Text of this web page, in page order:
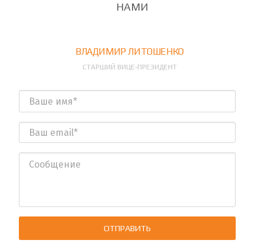
НАМИ
ВЛАДИМИР ЛИТОШЕНКО
СТАРШИЙ ВИЦЕ-ПРЕЗИДЕНТ
ОТПРАВИТЬ